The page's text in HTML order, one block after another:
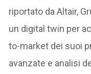
riportato da Altair,
un digital twin per
to-market dei suoi
avanzate e analisi